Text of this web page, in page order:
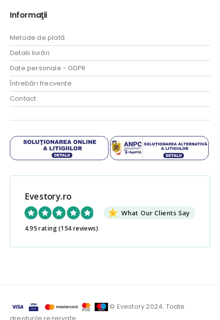
Informaţii
Metode de plată
Detalii livrări
Date personale - GDPR
Întrebări frecvente
Contact
Evestory.ro
What Our Clients Say
4.95 rating(154 reviews)
© Evestory 2024. Toate